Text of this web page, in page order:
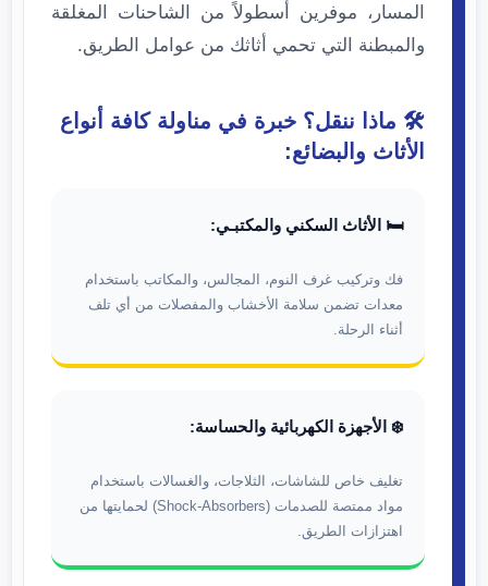
المسار، موفرين أسطولاً من الشاحنات المغلقة
والمبطنة التي تحمي أثاثك من عوامل الطريق.
🛠️ ماذا ننقل؟ خبرة في مناولة كافة أنواع
الأثاث والبضائع:
🛏️ الأثاث السكني والمكتبـي:
فك وتركيب غرف النوم، المجالس، والمكاتب باستخدام
معدات تضمن سلامة الأخشاب والمفصلات من أي تلف
أثناء الرحلة.
❄️ الأجهزة الكهربائية والحساسة:
تغليف خاص للشاشات، الثلاجات، والغسالات باستخدام
مواد ممتصة للصدمات (Shock-Absorbers) لحمايتها من
اهتزازات الطريق.